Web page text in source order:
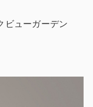
ビューガーデン